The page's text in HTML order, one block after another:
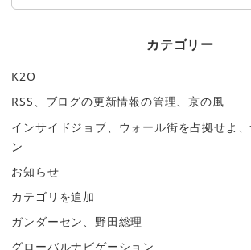
カテゴリー
K2O
RSS、ブログの更新情報の管理、京の風
インサイドジョブ、ウォール街を占拠せよ
ン
お知らせ
カテゴリを追加
ガンダーセン、野田総理
グローバルナビゲーション